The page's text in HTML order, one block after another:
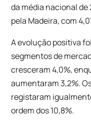
da média nacional de
pela Madeira, com
A evolução positiva
segmentos de
cresceram 4,0%,
aumentaram 3,2%.
registaram
ordem dos 10,8%.